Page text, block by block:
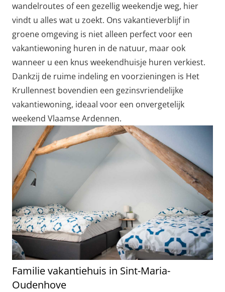
wandelroutes of een gezellig weekendje weg, hier
vindt u alles wat u zoekt. Ons vakantieverblijf in
groene omgeving is niet alleen perfect voor een
vakantiewoning huren in de natuur, maar ook
wanneer u een knus weekendhuisje huren verkiest.
Dankzij de ruime indeling en voorzieningen is Het
Krullennest bovendien een gezinsvriendelijke
vakantiewoning, ideaal voor een onvergetelijk
weekend Vlaamse Ardennen.
Familie vakantiehuis in Sint-Maria-
Oudenhove